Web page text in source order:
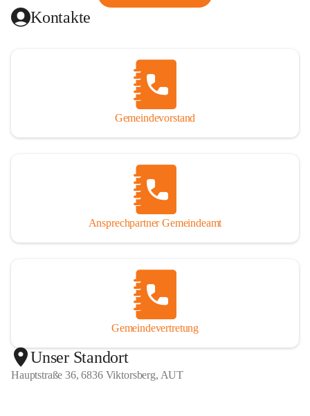
Kontakte
Gemeindevorstand
Ansprechpartner Gemeindeamt
Gemeindevertretung
Unser Standort
Hauptstraße 36, 6836 Viktorsberg, AUT